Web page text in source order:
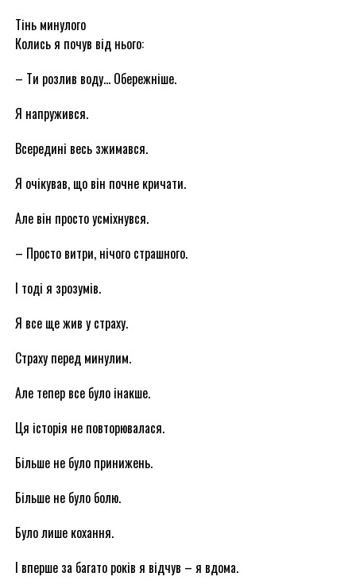
Тінь минулого
Колись я почув від нього:
– Ти розлив воду… Обережніше.
Я напружився.
Всередині весь зжимався.
Я очікував, що він почне кричати.
Але він просто усміхнувся.
– Просто витри, нічого страшного.
І тоді я зрозумів.
Я все ще жив у страху.
Страху перед минулим.
Але тепер все було інакше.
Ця історія не повторювалася.
Більше не було принижень.
Більше не було болю.
Було лише кохання.
І вперше за багато років я відчув – я вдома.